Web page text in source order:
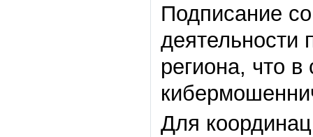
Подписание
деятельности
региона, что
Для